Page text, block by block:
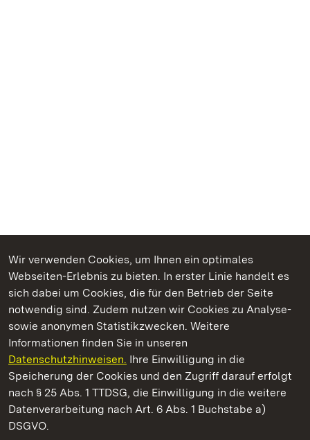
Wir verwenden Cookies, um Ihnen ein optimales
Webseiten-Erlebnis zu bieten. In erster Linie handelt es
sich dabei um Cookies, die für den Betrieb der Seite
notwendig sind. Zudem nutzen wir Cookies zu Analyse-
sowie anonymen Statistikzwecken. Weitere
Informationen finden Sie in unseren
Datenschutzhinweisen. Ihre Einwilligung in die
Speicherung der Cookies und den Zugriff darauf erfolgt
nach § 25 Abs. 1 TTDSG, die Einwilligung in die weitere
Datenverarbeitung nach Art. 6 Abs. 1 Buchstabe a)
DSGVO.
Kommen. Staunen. Genießen.
Kloster Maulbronn
Staatliche Schlösser und Gärten Baden-Württemberg
Kontakt